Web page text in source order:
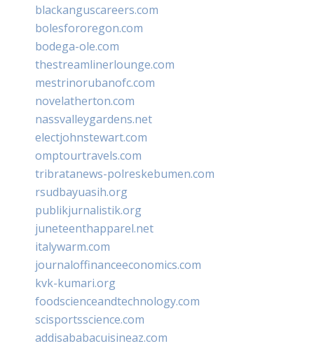
blackanguscareers.com
bolesfororegon.com
bodega-ole.com
thestreamlinerlounge.com
mestrinorubanofc.com
novelatherton.com
nassvalleygardens.net
electjohnstewart.com
omptourtravels.com
tribratanews-polreskebumen.com
rsudbayuasih.org
publikjurnalistik.org
juneteenthapparel.net
italywarm.com
journaloffinanceeconomics.com
kvk-kumari.org
foodscienceandtechnology.com
scisportsscience.com
addisababacuisineaz.com